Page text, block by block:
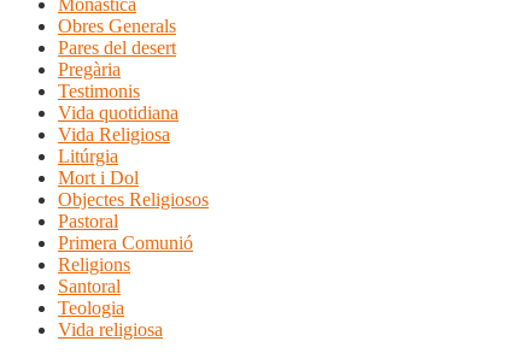
Monàstica
Obres Generals
Pares del desert
Pregària
Testimonis
Vida quotidiana
Vida Religiosa
Litúrgia
Mort i Dol
Objectes Religiosos
Pastoral
Primera Comunió
Religions
Santoral
Teologia
Vida religiosa